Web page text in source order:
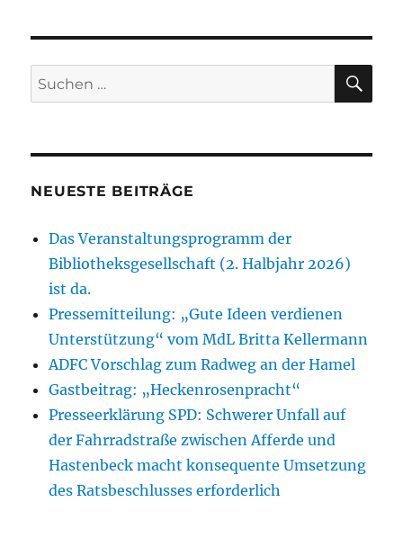
Suchen
nach:
NEUESTE BEITRÄGE
Das Veranstaltungsprogramm der
Bibliotheksgesellschaft (2. Halbjahr 2026)
ist da.
Pressemitteilung: „Gute Ideen verdienen
Unterstützung“ vom MdL Britta Kellermann
ADFC Vorschlag zum Radweg an der Hamel
Gastbeitrag: „Heckenrosenpracht“
Presseerklärung SPD: Schwerer Unfall auf
der Fahrradstraße zwischen Afferde und
Hastenbeck macht konsequente Umsetzung
des Ratsbeschlusses erforderlich